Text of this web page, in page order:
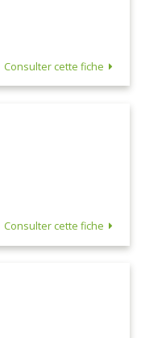
Consulter cette fiche
Consulter cette fiche